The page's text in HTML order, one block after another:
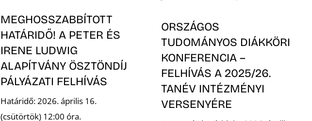
MEGHOSSZABBÍTOTT
HATÁRIDŐ! A PETER ÉS
IRENE LUDWIG
ALAPÍTVÁNY ÖSZTÖNDÍJ
PÁLYÁZATI FELHÍVÁS
Határidő: 2026. április 16.
(csütörtök) 12:00 óra.
ORSZÁGOS
TUDOMÁNYOS DIÁKKÖRI
KONFERENCIA –
FELHÍVÁS A 2025/26.
TANÉV INTÉZMÉNYI
VERSENYÉRE